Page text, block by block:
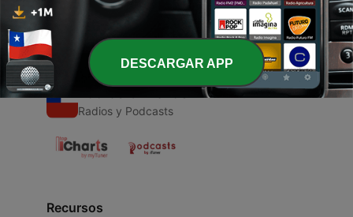
Radios y Podcasts
Recursos
DESCARGAR APP